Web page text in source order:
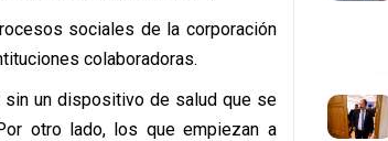
sociales de la corporación
colaboradoras.
sin un dispositivo de salud que se
otro lado, los que empiezan a